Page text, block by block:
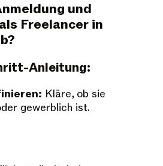
und
Freelancer in
Anleitung:
Kläre, ob sie
gewerblich ist.